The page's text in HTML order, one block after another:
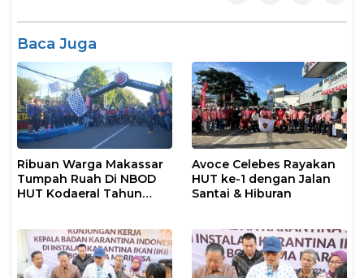
Baca Juga
Ribuan Warga Makassar
Tumpah Ruah Di NBOD
HUT Kodaeral Tahun
Avoce Celebes Rayakan
HUT ke-1 dengan Jalan
Santai & Hiburan